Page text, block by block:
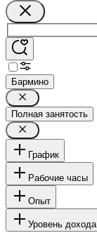
Бармино
Полная занятость
График
Рабочие часы
Опыт
Уровень дохода